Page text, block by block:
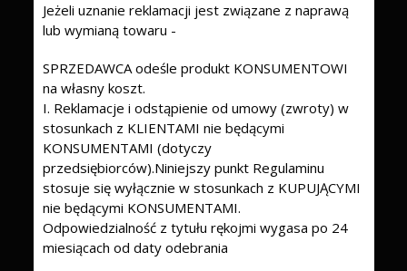
Jeżeli uznanie reklamacji jest związane z naprawą
lub wymianą towaru -
SPRZEDAWCA odeśle produkt KONSUMENTOWI
na własny koszt.
I. Reklamacje i odstąpienie od umowy (zwroty) w
stosunkach z KLIENTAMI nie będącymi
KONSUMENTAMI (dotyczy
przedsiębiorców).Niniejszy punkt Regulaminu
stosuje się wyłącznie w stosunkach z KUPUJĄCYMI
nie będącymi KONSUMENTAMI.
Odpowiedzialność z tytułu rękojmi wygasa po 24
miesiącach od daty odebrania